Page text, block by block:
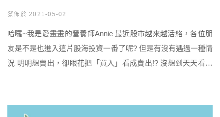
發佈於 2021-05-02
哈囉~我是愛畫畫的營養師Annie 最近股市越來越活絡，各位朋
友是不是也進入這片股海投資一番了呢? 但是有沒有遇過一種情
況 明明想賣出，卻眼花把「買入」看成賣出!? 沒想到天天看盤
但是眼睛的不舒服，現在不好好休息、好好保養，未來的困擾